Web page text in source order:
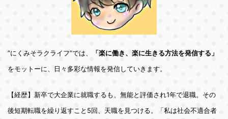
”にくみそラクライフ”では、
「楽に働き、楽に生きる方法を発信する」
をモットーに、日々多彩な情報を発信していきます。
【経歴】新卒で大企業に就職するも、無能と評価され1年で退職。その
後短期転職を繰り返すこと5回、天職を見つける。「私は社会不適合者